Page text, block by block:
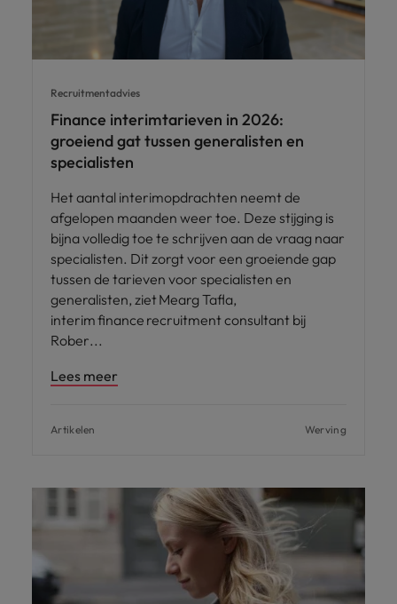
Recruitmentadvies
Finance interimtarieven in 2026:
groeiend gat tussen generalisten en
specialisten
Het aantal interimopdrachten neemt de
afgelopen maanden weer toe. Deze stijging is
bijna volledig toe te schrijven aan de vraag naar
specialisten. Dit zorgt voor een groeiende gap
tussen de tarieven voor specialisten en
generalisten, ziet Mearg Tafla,
interim finance recruitment consultant bij
Rober
Lees meer
Artikelen Werving